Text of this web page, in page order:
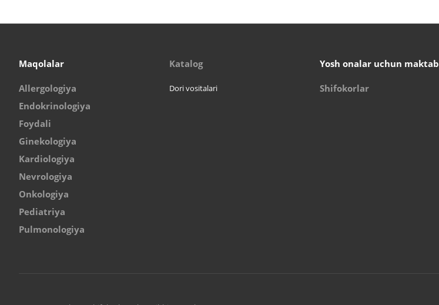
Maqolalar
Allergologiya
Endokrinologiya
Foydali
Ginekologiya
Kardiologiya
Nevrologiya
Onkologiya
Pediatriya
Pulmonologiya
Katalog
Dori vositalari
Yosh onalar uchun maktab
Shifokorlar